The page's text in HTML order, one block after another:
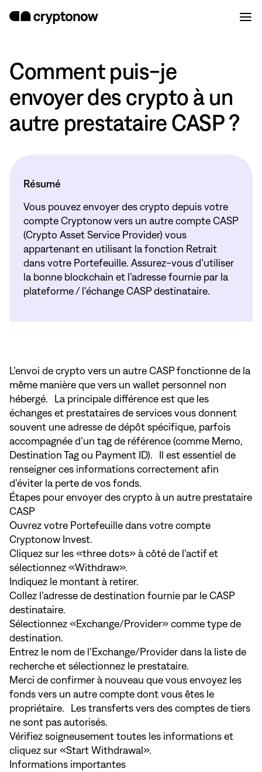
Comment puis-je
envoyer des crypto à un
autre prestataire CASP ?
Résumé
Vous pouvez envoyer des crypto depuis votre
compte Cryptonow vers un autre compte CASP
(Crypto Asset Service Provider) vous
appartenant en utilisant la fonction Retrait
dans votre Portefeuille. Assurez-vous d’utiliser
la bonne blockchain et l’adresse fournie par la
plateforme / l’échange CASP destinataire.
L’envoi de crypto vers un autre CASP fonctionne de la
même manière que vers un wallet personnel non
hébergé. La principale différence est que les
échanges et prestataires de services vous donnent
souvent une adresse de dépôt spécifique, parfois
accompagnée d’un tag de référence (comme Memo,
Destination Tag ou Payment ID). Il est essentiel de
renseigner ces informations correctement afin
d’éviter la perte de vos fonds.
Étapes pour envoyer des crypto à un autre prestataire
CASP
Ouvrez votre Portefeuille dans votre compte
Cryptonow Invest.
Cliquez sur les «three dots» à côté de l’actif et
sélectionnez «Withdraw».
Indiquez le montant à retirer.
Collez l’adresse de destination fournie par le CASP
destinataire.
Sélectionnez «Exchange/Provider» comme type de
destination.
Entrez le nom de l’Exchange/Provider dans la liste de
recherche et sélectionnez le prestataire.
Merci de confirmer à nouveau que vous envoyez les
fonds vers un autre compte dont vous êtes le
propriétaire. Les transferts vers des comptes de tiers
ne sont pas autorisés.
Vérifiez soigneusement toutes les informations et
cliquez sur «Start Withdrawal».
Informations importantes